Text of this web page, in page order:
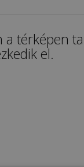
a térképen
el.